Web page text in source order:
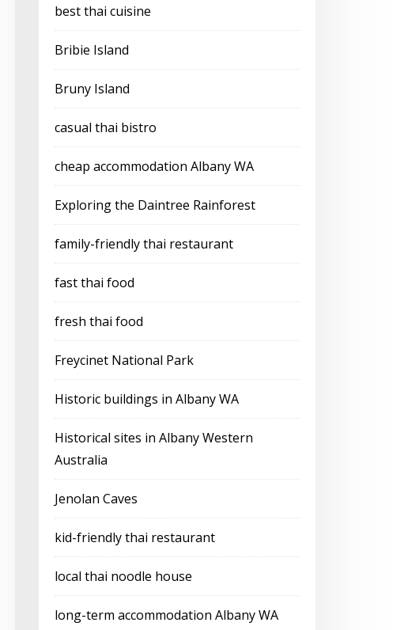
best thai cuisine
Bribie Island
Bruny Island
casual thai bistro
cheap accommodation Albany WA
Exploring the Daintree Rainforest
family-friendly thai restaurant
fast thai food
fresh thai food
Freycinet National Park
Historic buildings in Albany WA
Historical sites in Albany Western
Australia
Jenolan Caves
kid-friendly thai restaurant
local thai noodle house
long-term accommodation Albany WA